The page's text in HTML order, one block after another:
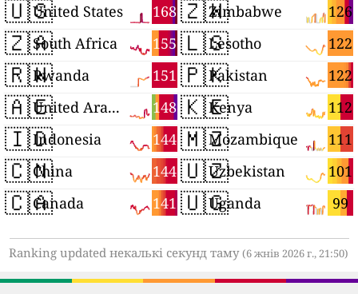
🇺🇸 168
United States
🇿🇦 155
South Africa
🇷🇼 151
Rwanda
🇦🇪 148
United Arab Emirates
🇮🇩 144
Indonesia
🇨🇳 144
China
🇨🇦 141
Canada
🇿🇼 126
Zimbabwe
🇱🇸 122
Lesotho
🇵🇰 122
Pakistan
🇰🇪 112
Kenya
🇲🇿 111
Mozambique
🇺🇿 101
Uzbekistan
🇺🇬 99
Uganda
Ranking updated некалькі секунд таму(6 жнів 2026 г., 21:50)